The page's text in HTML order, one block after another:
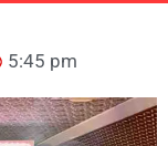
5:45 pm